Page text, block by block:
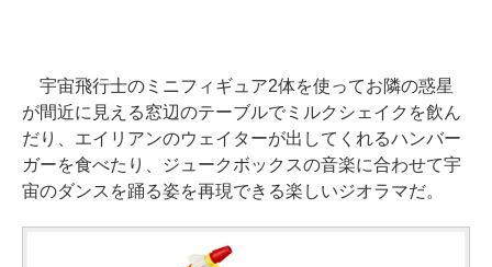
宇宙飛行士のミニフィギュア2体を使ってお隣の惑星
が間近に見える窓辺のテーブルでミルクシェイクを飲ん
だり、エイリアンのウェイターが出してくれるハンバー
ガーを食べたり、ジュークボックスの音楽に合わせて宇
宙のダンスを踊る姿を再現できる楽しいジオラマだ。